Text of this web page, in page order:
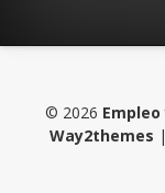
© 2026
Way2themes